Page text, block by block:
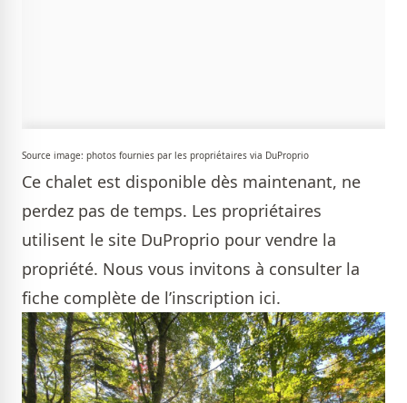
Source image: photos fournies par les propriétaires via DuProprio
Ce chalet est disponible dès maintenant, ne
perdez pas de temps. Les propriétaires
utilisent le site DuProprio pour vendre la
propriété. Nous vous invitons à consulter la
fiche complète de l’inscription ici.